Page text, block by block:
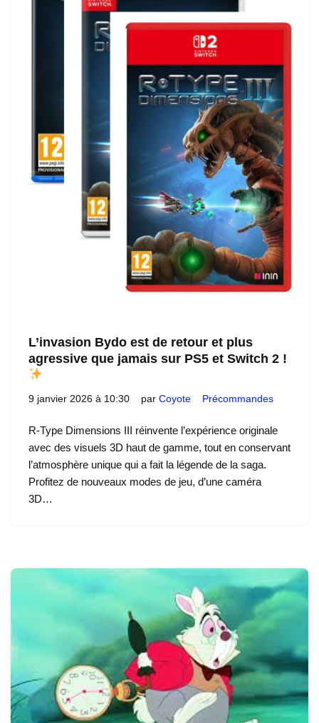
L’invasion Bydo est de retour et plus
agressive que jamais sur PS5 et Switch 2 !
9 janvier 2026 à 10:30 par Coyote Précommandes
R-Type Dimensions III réinvente l’expérience originale
avec des visuels 3D haut de gamme, tout en conservant
l’atmosphère unique qui a fait la légende de la saga.
Profitez de nouveaux modes de jeu, d’une caméra
3D…